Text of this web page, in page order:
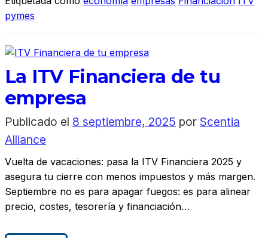
pymes
La ITV Financiera de tu
empresa
Publicado el 8 septiembre, 2025 por Scentia
Alliance
Vuelta de vacaciones: pasa la ITV Financiera 2025 y
asegura tu cierre con menos impuestos y más margen.
Septiembre no es para apagar fuegos: es para alinear
precio, costes, tesorería y financiación…